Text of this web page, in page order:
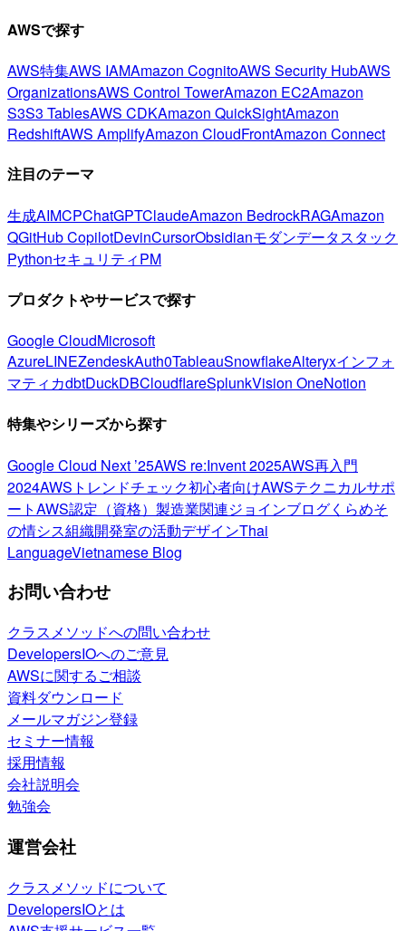
AWSで探す
AWS特集AWS IAMAmazon CognitoAWS Security HubAWS
OrganizationsAWS Control TowerAmazon EC2Amazon
S3S3 TablesAWS CDKAmazon QuickSightAmazon
RedshiftAWS AmplifyAmazon CloudFrontAmazon Connect
注目のテーマ
生成AIMCPChatGPTClaudeAmazon BedrockRAGAmazon
QGitHub CopilotDevinCursorObsidianモダンデータスタック
PythonセキュリティPM
プロダクトやサービスで探す
Google CloudMicrosoft
AzureLINEZendeskAuth0TableauSnowflakeAlteryxインフォ
マティカdbtDuckDBCloudflareSplunkVision OneNotion
特集やシリーズから探す
Google Cloud Next ’25AWS re:Invent 2025AWS再入門
2024AWSトレンドチェック初心者向けAWSテクニカルサポ
ートAWS認定（資格） 製造業関連ジョインブログくらめそ
の情シス組織開発室の活動デザインThai
LanguageVietnamese Blog
お問い合わせ
クラスメソッドへの問い合わせ
DevelopersIOへのご意見
AWSに関するご相談
資料ダウンロード
メールマガジン登録
セミナー情報
採用情報
会社説明会
勉強会
運営会社
クラスメソッドについて
DevelopersIOとは